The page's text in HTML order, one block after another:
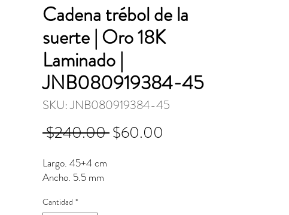
Cadena trébol de la
suerte | Oro 18K
Laminado |
JNB080919384-45
SKU: JNB080919384-45
$240.00 Precio
$60.00
Largo. 45+4 cm
Ancho. 5.5 mm
Cantidad *